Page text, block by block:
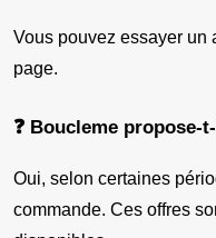
Vous pouvez essayer un
page.
❓ Boucleme
Oui, selon certaines
commande. Ces offres